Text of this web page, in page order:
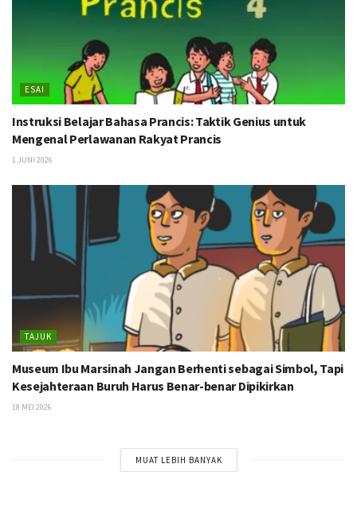
ESAI
Instruksi Belajar Bahasa Prancis: Taktik Genius untuk
Mengenal Perlawanan Rakyat Prancis
1 JUNI 2026
TAJUK
Museum Ibu Marsinah Jangan Berhenti sebagai Simbol, Tapi
Kesejahteraan Buruh Harus Benar-benar Dipikirkan
18 MEI 2026
MUAT LEBIH BANYAK